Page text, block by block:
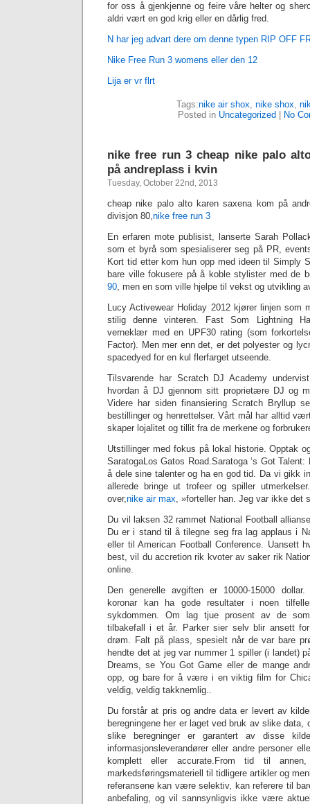
for oss å gjenkjenne og feire våre helter og
aldri vært en god krig eller en dårlig fred.
N har jeg advart dere om denne typen RIP OFF
Nike Free Run 3 womens eller den 12
Lija er vr flrt
Tags:nike air shox, nike shox,
Posted in Uncategorized No
‎nike free run 3 cheap nike palo
på andreplass i kvin
Tuesday, October 22nd, 2013
cheap nike palo alto karen saxena kom på
divisjon 80,‎nike free run 3
En erfaren mote publisist, lanserte Sarah
som et byrå som spesialiserer seg på PR,
Kort tid etter kom hun opp med ideen til Simply
bare ville fokusere på å koble stylister med de
90, men en som ville hjelpe til vekst og utvikling
Lucy Activewear Holiday 2012 kjører linjen som
stilig denne vinteren. Fast Som Lightning
verneklær med en UPF30 rating (som
Factor). Men mer enn det, er det polyester og
spacedyed for en kul flerfarget utseende.
Tilsvarende har Scratch DJ Academy
hvordan å DJ gjennom sitt proprietære DJ og
Videre har siden finansiering Scratch Bryllup
bestillinger og henrettelser. Vårt mål har alltid
skaper lojalitet og tillit fra de merkene og
Utstillinger med fokus på lokal historie. Opptak
SaratogaLos Gatos Road.Saratoga ‘s Got
å dele sine talenter og ha en god tid. Da vi gikk
allerede bringe ut trofeer og spiller
over,nike air max, »forteller han. Jeg var ikke det
Du vil laksen 32 rammet National Football
Du er i stand til å tilegne seg fra lag applaus i
eller til American Football Conference. Uansett
best, vil du accretion rik kvoter av saker rik
online.
Den generelle avgiften er 10000-15000
koronar kan ha gode resultater i noen
sykdommen. Om lag tjue prosent av de
tilbakefall i et år. Parker sier selv blir ansett
drøm. Falt på plass, spesielt når de var bare
hendte det at jeg var nummer 1 spiller (i landet)
Dreams, se You Got Game eller de mange
opp, og bare for å være i en viktig film for
veldig, veldig takknemlig..
Du forstår at pris og andre data er levert av
beregningene her er laget ved bruk av slike data,
slike beregninger er garantert av disse
informasjonsleverandører eller andre personer
komplett eller accurate.From tid til
markedsføringsmateriell til tidligere artikler og
referansene kan være selektiv, kan referere til
anbefaling, og vil sannsynligvis ikke være